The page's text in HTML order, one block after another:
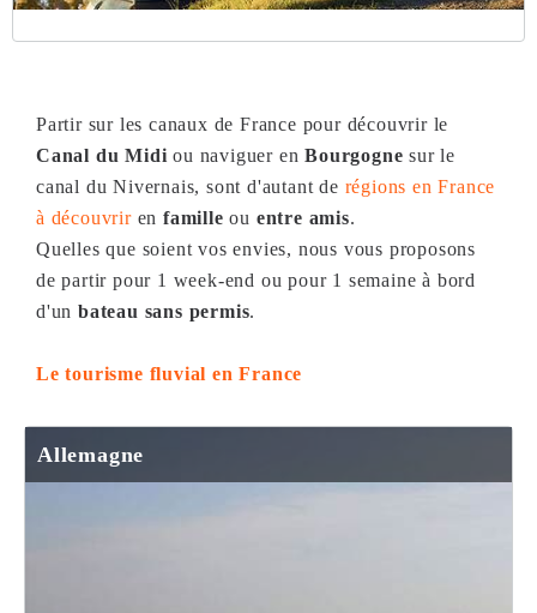
Partir sur les canaux de France pour découvrir le
Canal du Midi ou naviguer enBourgogne sur le
canal du Nivernais, sont d'autant de régions en France
à découvrirenfamille ou entre amis.
Quelles que soient vos envies, nous vous proposons
de partir pour 1 week-end ou pour 1 semaine à bord
d'un bateau sans permis.
Le tourisme fluvial en France
Allemagne